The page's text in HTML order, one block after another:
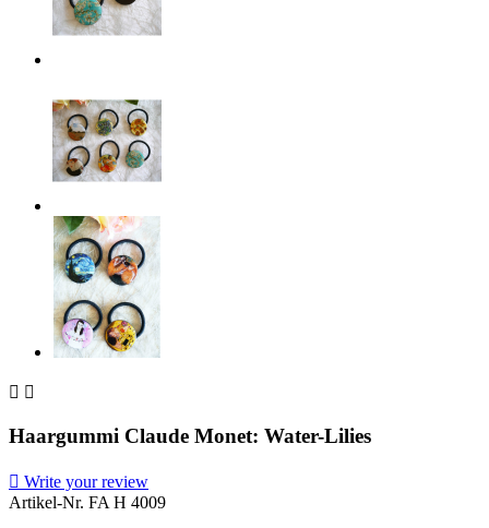
 
Haargummi Claude Monet: Water-Lilies
 Write your review
Artikel-Nr. FA H 4009